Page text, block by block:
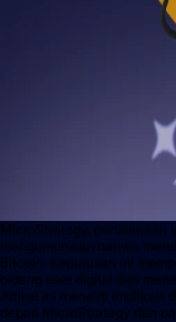
MicroStrategy, perusahaan
mengumumkan bahwa
Bitcoin. Keputusan ini
bidang aset digital dan
Artikel ini meneliti implikasi
depan MicroStrategy dan